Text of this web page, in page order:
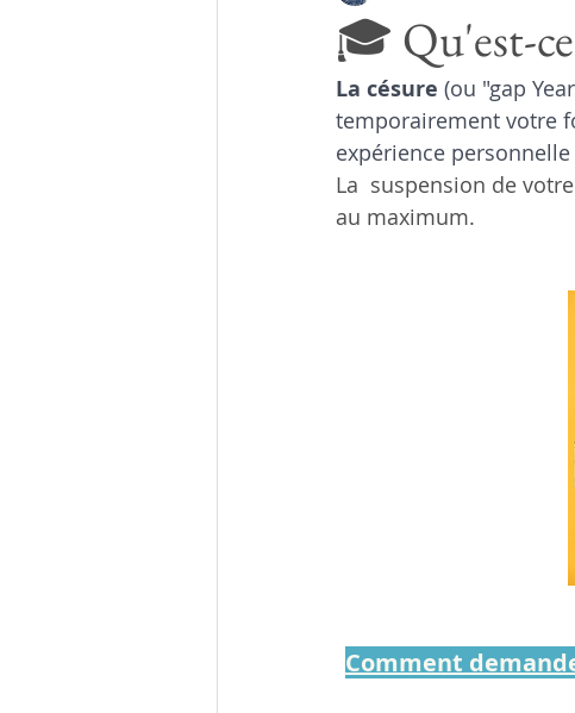
🎓 Qu'est-
La césure (ou "gap
temporairement votre
expérience
La  suspension de
au maximum.
Comment